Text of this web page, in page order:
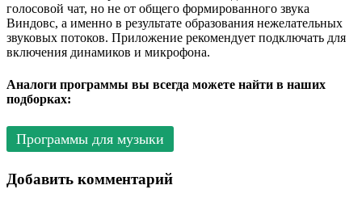
голосовой чат, но не от общего формированного звука
Виндовс, а именно в результате образования нежелательных
звуковых потоков. Приложение рекомендует подключать для
включения динамиков и микрофона.
Аналоги программы вы всегда можете найти в наших
подборках:
Программы для музыки
Добавить комментарий